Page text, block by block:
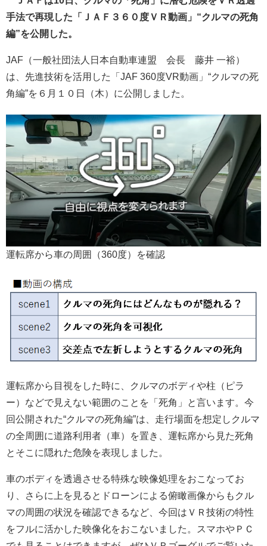
手法で再現した「ＪＡＦ３６０度ＶＲ動画」“クルマの死角
編”を公開した。
JAF（一般社団法人日本自動車連盟 会長 藤井 一裕）
は、先進技術を活用した「JAF 360度VR動画」“クルマの死
角編”を６月１０日（木）に公開しました。
運転席から車の周囲（360度）を確認
運転席から目視をした時に、クルマのボディや柱（ピラ
ー）などで見えない範囲のことを「死角」と言います。今
回公開された“クルマの死角編”は、走行場面を想定しクルマ
の全周囲に道路利用者（車）を置き、運転席から見た死角
とそこに隠れた危険を表現しました。
車のボディを透過させる特殊な映像処理をおこなってお
り、さらに上を見るとドローンによる俯瞰画像からもクル
マの周囲の状況を確認できるなど、今回はＶＲ技術の特性
をフルに活かした映像化をおこないました。スマホやＰＣ